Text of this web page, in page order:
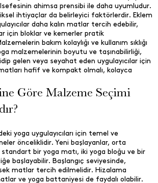
ahimsa prensibi ile daha uyumludur.
ihtiyaçlar da belirleyici faktörlerdir. Eklem
daha kalın matlar tercih edebilir,
için bloklar ve kemerler pratik
bakım kolaylığı ve kullanım sıklığı
malzemelerinin boyutu ve taşınabilirliği,
gelen veya seyahat eden uygulayıcılar için
hafif ve kompakt olmalı, kolayca
Göre Malzeme Seçimi
yoga uygulayıcıları için temel ve
önceliklidir. Yeni başlayanlar, orta
standart bir yoga matı, iki yoga bloğu ve bir
başlayabilir. Başlangıç seviyesinde,
matlar tercih edilmelidir. Hizalama
ve yoga battaniyesi de faydalı olabilir.